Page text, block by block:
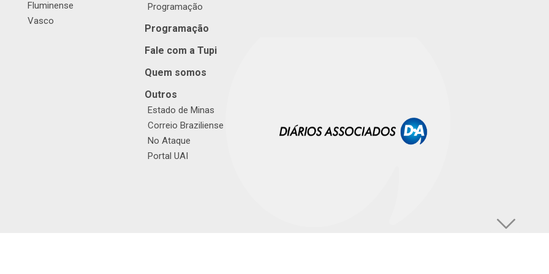
Fluminense
Vasco
Programação
Programação
Fale com a Tupi
Quem somos
Outros
Estado de Minas
Correio Braziliense
No Ataque
Portal UAI